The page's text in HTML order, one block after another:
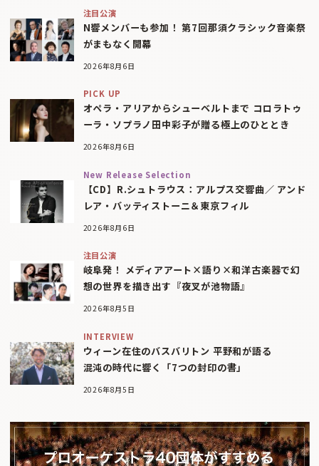
注目公演
N響メンバーも参加！ 第7回那須クラシック音楽祭
がまもなく開幕
2026年8月6日
PICK UP
オペラ・アリアからシューベルトまで コロラトゥ
ーラ・ソプラノ田中彩子が贈る極上のひととき
2026年8月6日
New Release Selection
【CD】R.シュトラウス：アルプス交響曲／ アンド
レア・バッティストーニ＆東京フィル
2026年8月6日
注目公演
岐阜発！ メディアアート×語り×和洋古楽器で幻
想の世界を描き出す『夜叉が池物語』
2026年8月5日
INTERVIEW
ウィーン在住のバスバリトン 平野和が語る
混沌の時代に響く「7つの封印の書」
2026年8月5日